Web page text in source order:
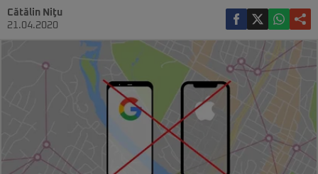
Cătălin Niţu
21.04.2020